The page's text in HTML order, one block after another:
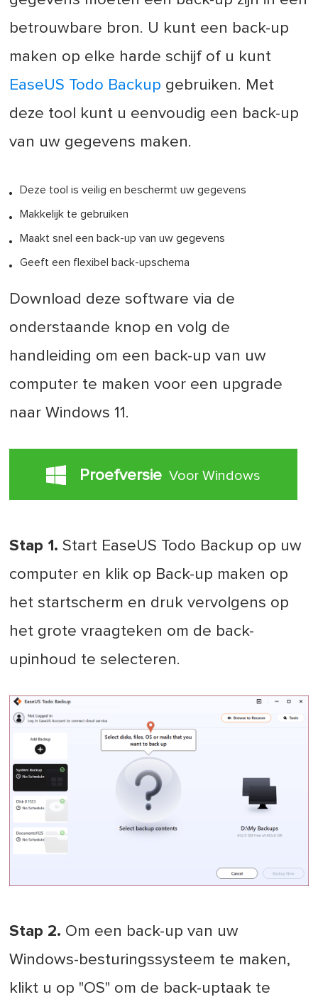
betrouwbare bron. U kunt een back-up
maken op elke harde schijf of u kunt
EaseUS Todo Backup gebruiken. Met
deze tool kunt u eenvoudig een back-up
van uw gegevens maken.
Deze tool is veilig en beschermt uw gegevens
Makkelijk te gebruiken
Maakt snel een back-up van uw gegevens
Geeft een flexibel back-upschema
Download deze software via de
onderstaande knop en volg de
handleiding om een back-up van uw
computer te maken voor een upgrade
naar Windows 11.
Proefversie Voor Windows
Stap 1. Start EaseUS Todo Backup op uw
computer en klik op Back-up maken op
het startscherm en druk vervolgens op
het grote vraagteken om de back-
upinhoud te selecteren.
Stap 2. Om een back-up van uw
Windows-besturingssysteem te maken,
klikt u op "OS" om de back-uptaak te